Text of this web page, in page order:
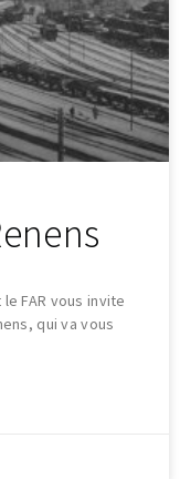
FAR vous invite
qui va vous